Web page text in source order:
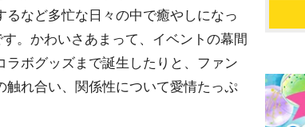
など多忙な日々の中で癒やしになっ
。かわいさあまって、イベントの幕間
ボグッズまで誕生したりと、ファン
れ合い、関係性について愛情たっぷ